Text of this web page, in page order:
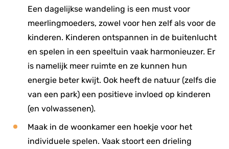
Een dagelijkse wandeling is een must voor
meerlingmoeders, zowel voor hen zelf als voor de
kinderen. Kinderen ontspannen in de buitenlucht
en spelen in een speeltuin vaak harmonieuzer. Er
is namelijk meer ruimte en ze kunnen hun
energie beter kwijt. Ook heeft de natuur (zelfs die
van een park) een positieve invloed op kinderen
(en volwassenen).
Maak in de woonkamer een hoekje voor het
individuele spelen. Vaak stoort een drieling